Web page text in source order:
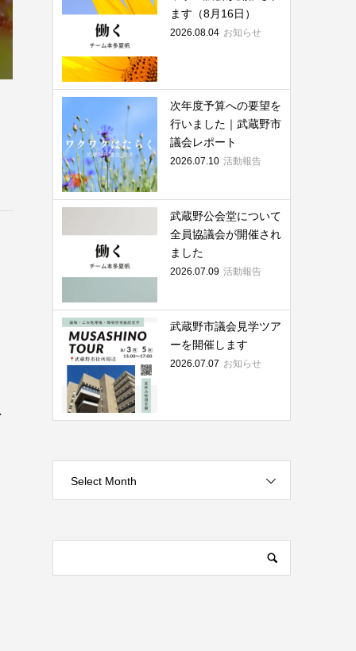
ます（8月16日）
2026.08.04 お知らせ
次年度予算への要望を
行いました｜武蔵野市
議会レポート
2026.07.10 活動報告
武蔵野公会堂について
全員協議会が開催され
ました
2026.07.09 活動報告
武蔵野市議会見学ツア
ーを開催します
2026.07.07 お知らせ
Select Month